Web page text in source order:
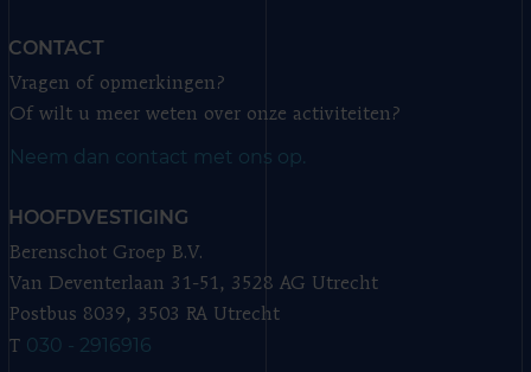
CONTACT
Vragen of opmerkingen?
Of wilt u meer weten over onze activiteiten?
Neem dan contact met ons op.
HOOFDVESTIGING
Berenschot Groep B.V.
Van Deventerlaan 31-51, 3528 AG Utrecht
Postbus 8039, 3503 RA Utrecht
T 030 - 2916916